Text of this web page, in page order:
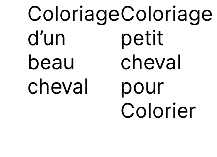
Coloriage
d’un
beau
cheval
Coloriage
petit
cheval
pour
Colorier